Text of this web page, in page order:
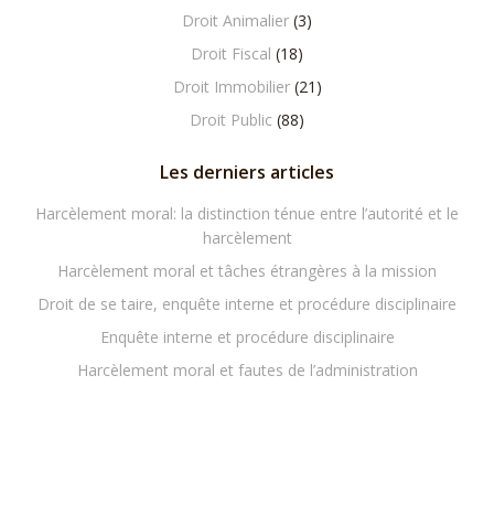
Droit Animalier (3)
Droit Fiscal (18)
Droit Immobilier(21)
Droit Public (88)
Les derniers articles
Harcèlement moral: la distinction ténue entre l’autorité et le
harcèlement
Harcèlement moral et tâches étrangères à la mission
Droit de se taire, enquête interne et procédure disciplinaire
Enquête interne et procédure disciplinaire
Harcèlement moral et fautes de l’administration